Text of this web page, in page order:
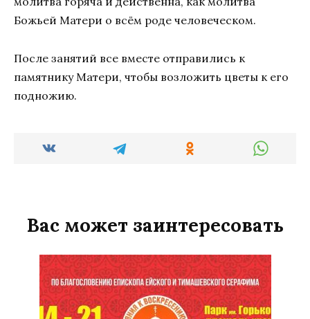
Божьей Матери о всём роде человеческом.
После занятий все вместе отправились к
памятнику Матери, чтобы возложить цветы к его
подножию.
Вас может заинтересовать